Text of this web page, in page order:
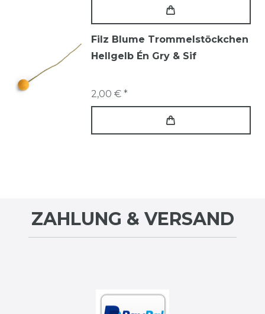
Filz Blume Trommelstöckchen
Hellgelb Én Gry & Sif
2,00 € *
ZAHLUNG & VERSAND